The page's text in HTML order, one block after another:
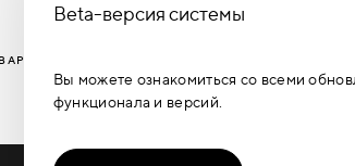
ТЕРМИНОВ
Beta-версия системы
Вы можете ознакомиться со всеми
функционала и версий.